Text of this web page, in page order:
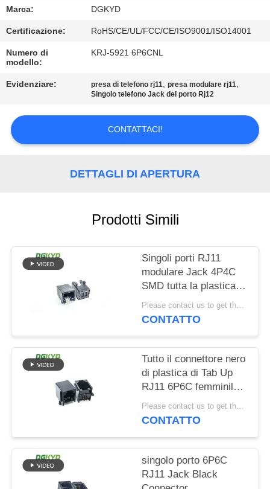
CONTROLLO
DI
QUALITÀ
CONTATTICI
RICHIEDA
UNA
CITAZIONE
NORME
SULLA
PRIVACY
Marca: DGKYD
Certificazione: RoHS/CE/UL/FCC/CE/ISO9001/ISO14001
Numero di
modello:
KRJ-5921 6P6CNL
Evidenziare: presa di telefono rj11,presa modulare rj11,
Singolo telefono Jack del porto Rj12
CONTATTACI!
DETTAGLI DI APERTURA
Prodotti Simili
Singoli porti RJ11
modulare Jack 4P4C
SMD tutta la plastica
senza luce
Please contact us to get the latest price. MOQ:Negoziato
CONTATTO
Tutto il connettore nero
di plastica di Tab Up
RJ11 6P6C femminile
senza filtro
Please contact us to get the latest price. MOQ:Negoziato
CONTATTO
singolo porto 6P6C
RJ11 Jack Black